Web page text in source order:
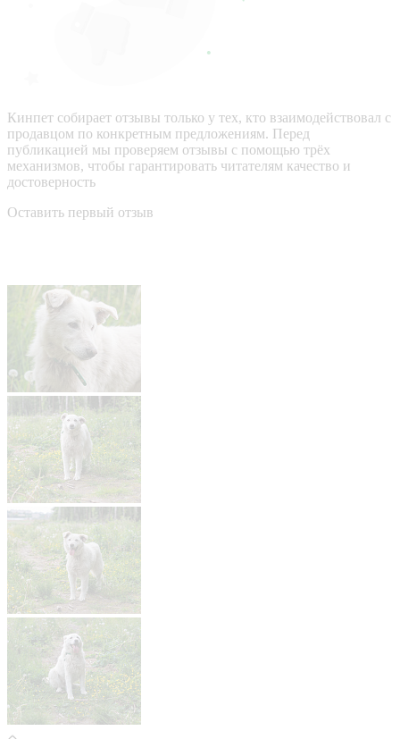
Кинпет собирает отзывы только у тех, кто взаимодействовал с
продавцом по конкретным предложениям. Перед
публикацией мы проверяем отзывы с помощью трёх
механизмов, чтобы гарантировать читателям качество и
достоверность
Оставить первый отзыв